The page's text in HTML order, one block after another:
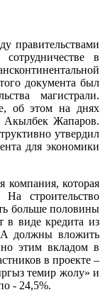
правительствами
в
документа был
магистрали.
об этом на днях
Акылбек Жапаров.
утвердил
для экономики
компания, которая
строительство
больше половины
в виде кредита из
должны вложить
этим вкладом в
в проекте –
темир жолу» и
- 24,5%.